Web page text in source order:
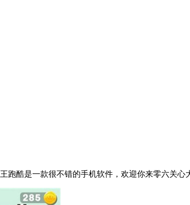
跑酷是一款很不错的手机软件，欢迎你来零六关心